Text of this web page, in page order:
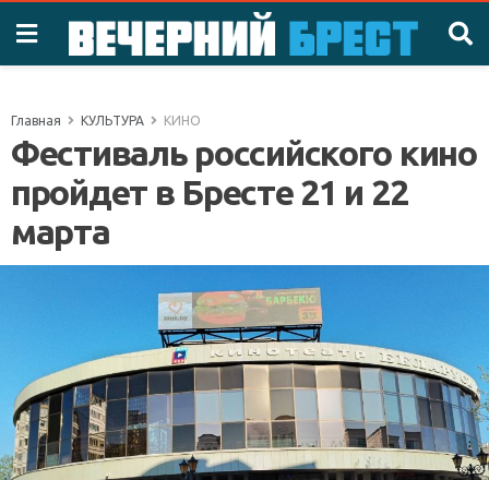
Главная КУЛЬТУРА КИНО
Фестиваль российского кино
пройдет в Бресте 21 и 22
марта